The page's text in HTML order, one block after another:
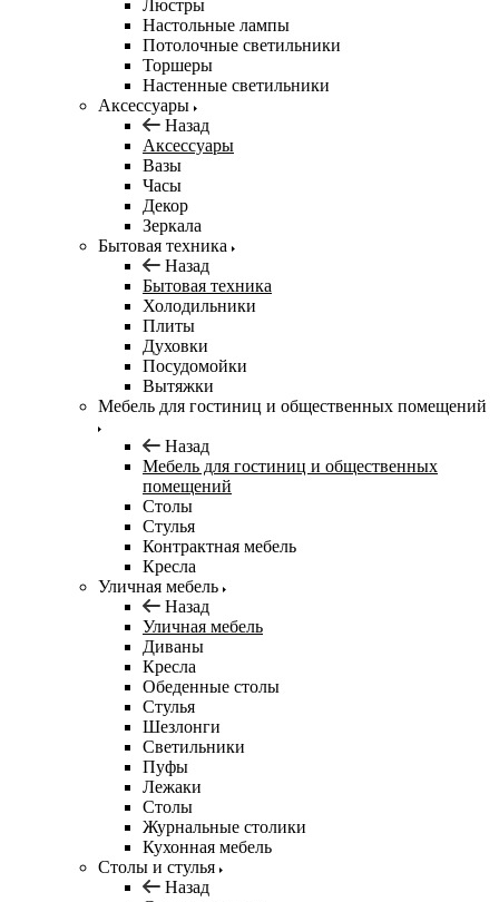
Люстры
Настольные лампы
Потолочные светильники
Торшеры
Настенные светильники
Аксессуары
Назад
Аксессуары
Вазы
Часы
Декор
Зеркала
Бытовая техника
Назад
Бытовая техника
Холодильники
Плиты
Духовки
Посудомойки
Вытяжки
Мебель для гостиниц и общественных помещений
Назад
Мебель для гостиниц и общественных
помещений
Столы
Стулья
Контрактная мебель
Кресла
Уличная мебель
Назад
Уличная мебель
Диваны
Кресла
Обеденные столы
Стулья
Шезлонги
Светильники
Пуфы
Лежаки
Столы
Журнальные столики
Кухонная мебель
Столы и стулья
Назад